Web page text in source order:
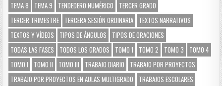
TEMA 8
TEMA 9 TENDEDERO NUMÉRICO
TERCER GRADO
TERCER TRIMESTRE TERCERA SESIÓN ORDINARIA TEXTOS NARRATIVOS
TEXTOS Y VÍDEOS
TIPOS DE ÁNGULOS
TIPOS DE ORACIONES
TODAS LAS FASES
TODOS LOS GRADOS TOMO 1 TOMO 2 TOMO 3
TOMO 4
TOMO I
TOMO II TOMO III TRABAJO DIARIO
TRABAJO POR PROYECTOS
TRABAJO POR PROYECTOS EN AULAS MULTIGRADO
TRABAJOS ESCOLARES